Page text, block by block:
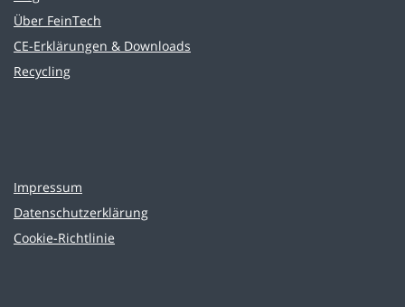
Über FeinTech
CE-Erklärungen & Downloads
Recycling
Impressum
Datenschutzerklärung
Cookie-Richtlinie